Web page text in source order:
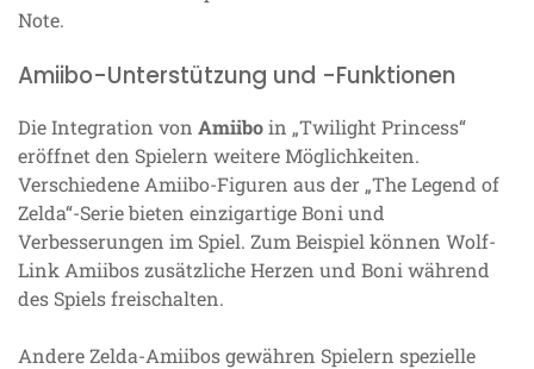
Note.
Amiibo-Unterstützung und -Funktionen
Die Integration von Amiiboin „Twilight Princess“
eröffnet den Spielern weitere Möglichkeiten.
Verschiedene Amiibo-Figuren aus der „The Legend of
Zelda“-Serie bieten einzigartige Boni und
Verbesserungen im Spiel. Zum Beispiel können Wolf-
Link Amiibos zusätzliche Herzen und Boni während
des Spiels freischalten.
Andere Zelda-Amiibos gewähren Spielern spezielle